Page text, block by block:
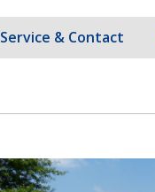
Service & Contact